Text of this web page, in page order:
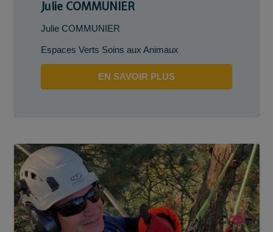
Julie COMMUNIER
Julie COMMUNIER
Espaces Verts Soins aux Animaux
EN SAVOIR PLUS